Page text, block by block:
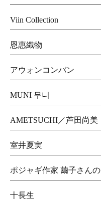
Viin Collection
恩惠織物
アウォンコンバン
MUNI 무니
AMETSUCHI／芦田尚美
室井夏実
ポジャギ作家 繭子さん
十長生